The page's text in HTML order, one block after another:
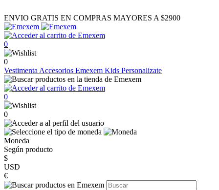
ENVIO GRATIS EN COMPRAS MAYORES A $2900
0
0
Vestimenta Accesorios Emexem Kids Personalizate
0
0
Moneda
Según producto
$
USD
€